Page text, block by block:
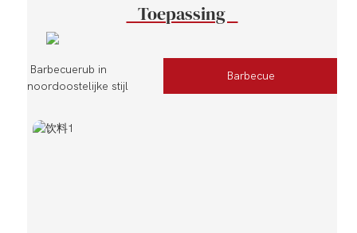
Toepassing
Barbecuerub in
noordoostelijke stijl
Barbecue